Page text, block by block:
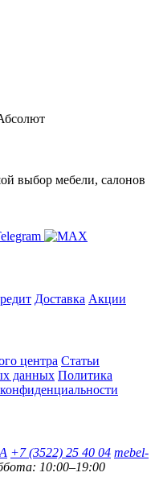
выбор мебели, салонов
Доставка Акции
центра Статьи
данных Политика
+7 (3522) 25 40 04 mebel-
10:00–19:00